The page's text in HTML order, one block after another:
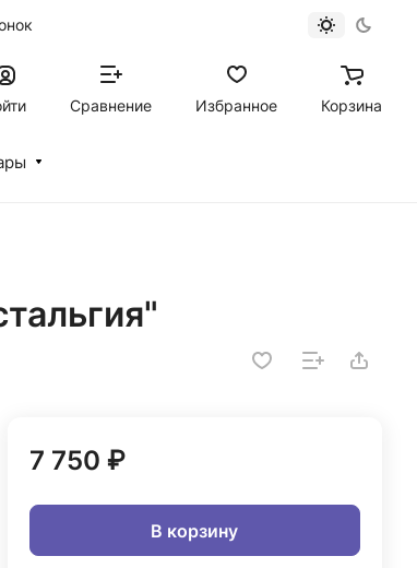
Сравнение Избранное Корзина
7 750 ₽
В корзину